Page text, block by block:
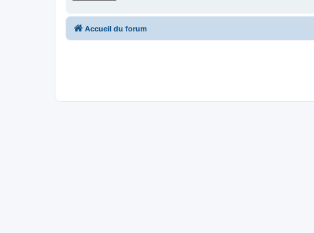
Accueil du forum